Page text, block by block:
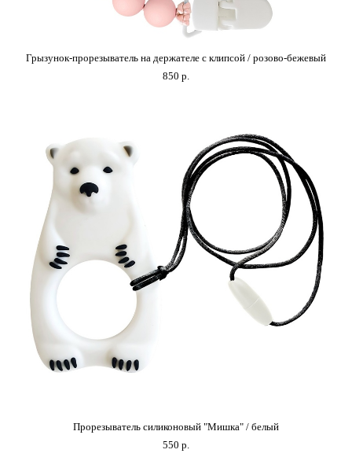
Грызунок-прорезыватель на держателе с клипсой / розово-бежевый
850 p.
Прорезыватель силиконовый "Мишка" / белый
550 p.